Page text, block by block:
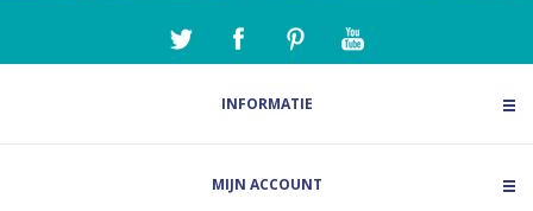
INFORMATIE
MIJN ACCOUNT